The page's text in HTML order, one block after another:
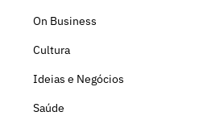
On Business
Cultura
Ideias e Negócios
Saúde